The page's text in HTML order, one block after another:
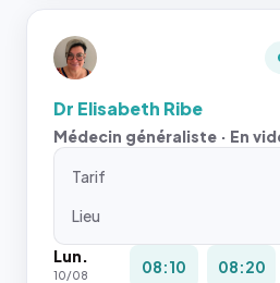
Dr Elisabeth Ribe
Médecin généraliste · En
Tarif
Lieu
Lun.
10/08 08:10 08:20